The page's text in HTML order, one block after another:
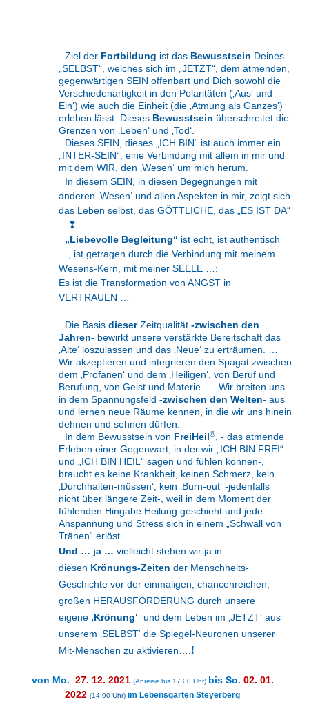
Ziel der Fortbildung ist das Bewusstsein Deines
„SELBST“, welches sich im „JETZT“, dem atmenden,
gegenwärtigen SEIN offenbart und Dich sowohl die
Verschiedenartigkeit in den Polaritäten (‚Aus‘ und
Ein‘) wie auch die Einheit (die ‚Atmung als Ganzes‘)
erleben lässt. Dieses Bewusstsein überschreitet die
Grenzen von ‚Leben‘ und ‚Tod‘.
Dieses SEIN, dieses „ICH BIN“ ist auch immer ein
„INTER-SEIN“; eine Verbindung mit allem in mir und
mit dem WIR, den ‚Wesen‘ um mich herum.
In diesem SEIN, in diesen Begegnungen mit
anderen ‚Wesen‘ und allen Aspekten in mir, zeigt sich
das Leben selbst, das GÖTTLICHE, das „ES IST DA“
… ❣
„Liebevolle Begleitung“ ist echt, ist authentisch
…, ist getragen durch die Verbindung mit meinem
Wesens-Kern, mit meiner SEELE …:
Es ist die Transformation von ANGST in
VERTRAUEN …
Die BasisdieserZeitqualität-zwischen den
Jahren- bewirkt unsere verstärkte Bereitschaft das
‚Alte‘ loszulassen und das ‚Neue‘ zu erträumen. …
Wir akzeptieren und integrieren den Spagat zwischen
dem ‚Profanen‘ und dem ‚Heiligen‘, von Beruf und
Berufung, von Geist und Materie. … Wir breiten uns
in dem Spannungsfeld -zwischen den Welten- aus
und lernen neue Räume kennen, in die wir uns hinein
dehnen und sehnen dürfen.
In dem Bewusstsein von FreiHeil®, - das atmende
Erleben einer Gegenwart, in der wir „ICH BIN FREI“
und „ICH BIN HEIL“ sagen und fühlen können-,
braucht es keine Krankheit, keinen Schmerz, kein
‚Durchhalten-müssen‘, kein ‚Burn-out‘ -jedenfalls
nicht über längere Zeit-, weil in dem Moment der
fühlenden Hingabe Heilung geschieht und jede
Anspannung und Stress sich in einem „Schwall von
Tränen“ erlöst.
Und … ja … vielleicht stehen wir ja in
diesen Krönungs-Zeiten der Menschheits-
Geschichte vor der einmaligen, chancenreichen,
großen HERAUSFORDERUNG durch unsere
eigene ‚Krönung‘ und dem Leben im ‚JETZT‘ aus
unserem ‚SELBST‘ die Spiegel-Neuronen unserer
Mit-Menschen zu aktivieren….!
von Mo.27. 12. 2021 (Anreise bis 17.00 Uhr) bis So. 02. 01.
2022 (14.00 Uhr) im Lebensgarten Steyerberg